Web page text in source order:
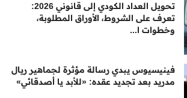
تحويل العداد الكودي إلى قانوني 2026:
تعرف على الشروط، الأوراق المطلوبة،
وخطوات ا...
فينيسيوس يبدي رسالة مؤثرة لجماهير ريال
مدريد بعد تجديد عقده: «للأبد يا أصدقائي»